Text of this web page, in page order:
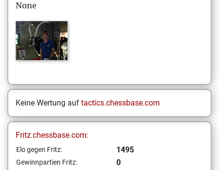
None
Keine Wertung auf tactics.chessbase.com
Fritz.chessbase.com:
Elo gegen Fritz: 1495
Gewinnpartien Fritz: 0